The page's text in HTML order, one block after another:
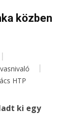
közben
HTP
ki egy